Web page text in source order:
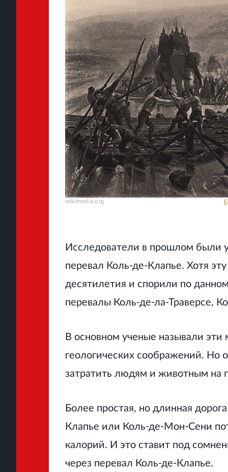
wikimedia.org
Исследователи в прошлом были
перевал Коль-де-Клапье. Хотя
десятилетия и спорили по
перевалы Коль-де-ла-Траверсе,
В основном ученые называли
геологических соображений. Но
затратить людям и животным на
Более простая, но длинная
Клапье или Коль-де-Мон-Сени
калорий. И это ставит под
через перевал Коль-де-Клапье.